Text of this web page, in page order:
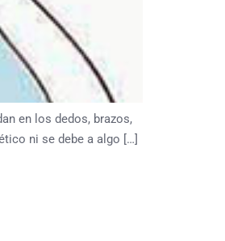
en los dedos, brazos,
ni se debe a algo […]